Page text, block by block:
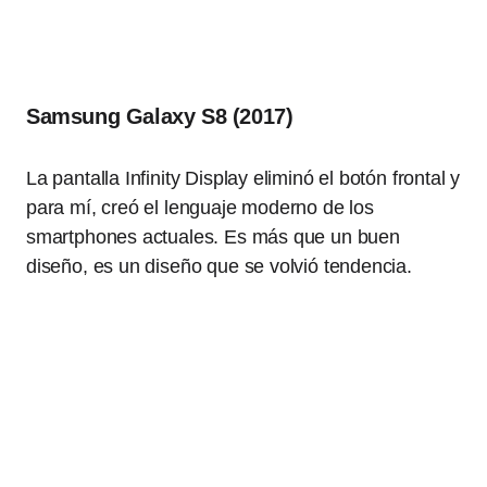
Samsung Galaxy S8 (2017)
La pantalla Infinity Display eliminó el botón frontal y
para mí, creó el lenguaje moderno de los
smartphones actuales. Es más que un buen
diseño, es un diseño que se volvió tendencia.